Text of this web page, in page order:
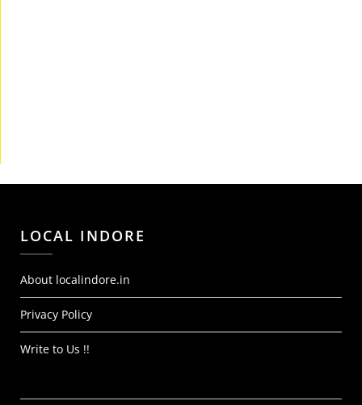
LOCAL INDORE
About localindore.in
Privacy Policy
Write to Us !!